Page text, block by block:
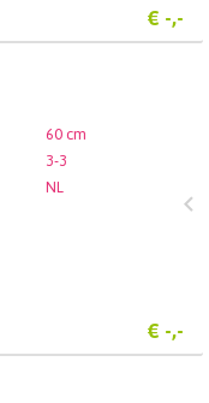
€ -,-
60 cm
3-3
NL
€ -,-